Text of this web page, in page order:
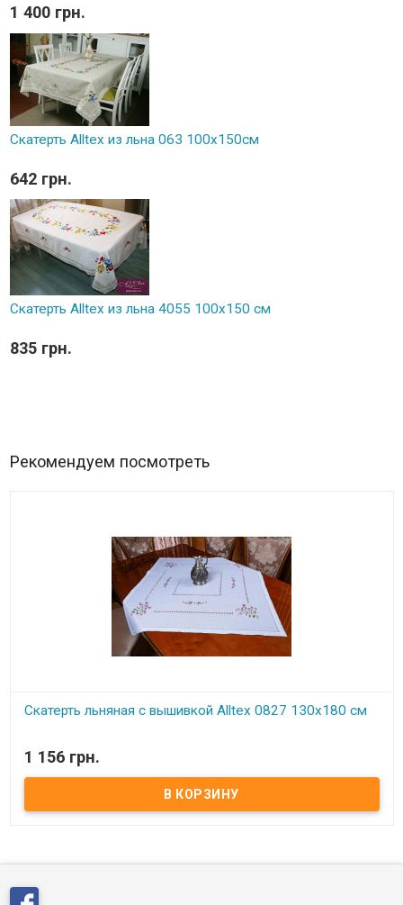
1 400 грн.
Скатерть Alltex из льна 063 100x150см
642 грн.
Скатерть Alltex из льна 4055 100x150 см
835 грн.
Рекомендуем посмотреть
Скатерть льняная с вышивкой Alltex 0827 130x180 см
100% лен. Производство: Alltex (Китай). Упаковка: ПВХ пакет.
1 156 грн.